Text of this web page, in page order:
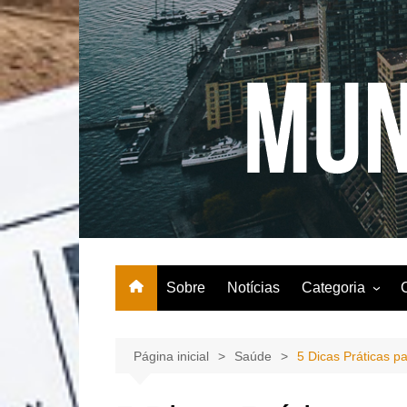
Ir
para
o
conteúdo
Sobre Notícias Categoria
Comida
Página inicial Saúde 5 Dicas Práticas